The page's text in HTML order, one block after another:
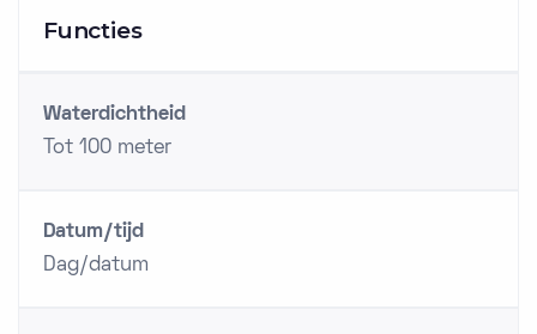
Functies
Waterdichtheid
Tot 100 meter
Datum/tijd
Dag/datum